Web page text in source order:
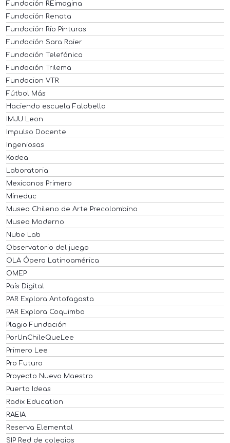
Fundación REimagina
Fundación Renata
Fundación Río Pinturas
Fundación Sara Raier
Fundación Telefónica
Fundación Trilema
Fundacion VTR
Fútbol Más
Haciendo escuela Falabella
IMJU Leon
Impulso Docente
Ingeniosas
Kodea
Laboratoria
Mexicanos Primero
Mineduc
Museo Chileno de Arte Precolombino
Museo Moderno
Nube Lab
Observatorio del juego
OLA Ópera Latinoamérica
OMEP
País Digital
PAR Explora Antofagasta
PAR Explora Coquimbo
Plagio Fundación
PorUnChileQueLee
Primero Lee
Pro Futuro
Proyecto Nuevo Maestro
Puerto Ideas
Radix Education
RAEIA
Reserva Elemental
SIP Red de colegios